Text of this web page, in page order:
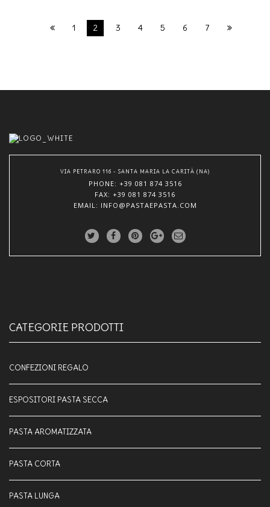
1 2 3 4 5 6 7
VIA PETRARO 116 - SANTA MARIA LA CARITÀ (NA)
PHONE: +39 081 874 3516
FAX: +39 081 874 3516
EMAIL: INFO@PASTAEPASTA.COM
CATEGORIE PRODOTTI
CONFEZIONI REGALO
ESPOSITORI PASTA SECCA
PASTA AROMATIZZATA
PASTA CORTA
PASTA LUNGA